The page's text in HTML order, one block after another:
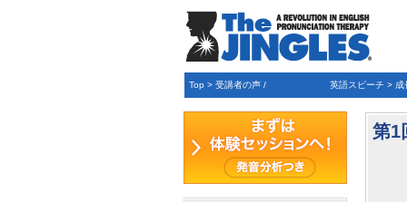
Top > 受講者の声 / 英語スピーチ > 成
第1